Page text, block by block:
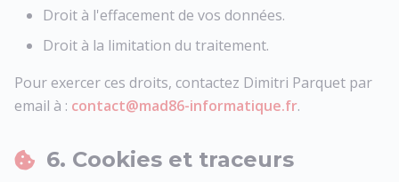
Droit à l'effacement de vos données.
Droit à la limitation du traitement.
Pour exercer ces droits, contactez Dimitri Parquet par
email à : contact@mad86-informatique.fr.
6. Cookies et traceurs